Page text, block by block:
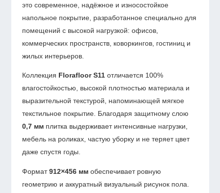
это современное, надёжное и износостойкое
напольное покрытие, разработанное специально для
помещений с высокой нагрузкой: офисов,
коммерческих пространств, коворкингов, гостиниц и
жилых интерьеров.
Коллекция Florafloor S11 отличается 100%
влагостойкостью, высокой плотностью материала и
выразительной текстурой, напоминающей мягкое
текстильное покрытие. Благодаря защитному слою
0,7 мм плитка выдерживает интенсивные нагрузки,
мебель на роликах, частую уборку и не теряет цвет
даже спустя годы.
Формат912×456 мм обеспечивает ровную
геометрию и аккуратный визуальный рисунок пола.